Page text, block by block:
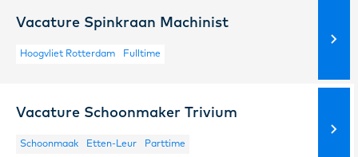
Vacature Spinkraan Machinist
Hoogvliet Rotterdam Fulltime
Vacature Schoonmaker Trivium
Schoonmaak Etten-Leur Parttime